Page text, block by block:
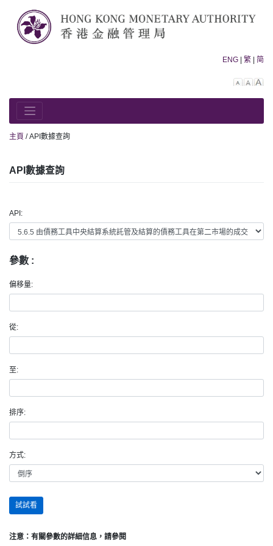
content
ENG | 繁 | 简
Reset
主頁 /API數據查詢
API數據查詢
API:
參數 :
偏移量:
從:
至:
排序:
方式:
試試看
注意：有關參數的詳細信息，請參閱